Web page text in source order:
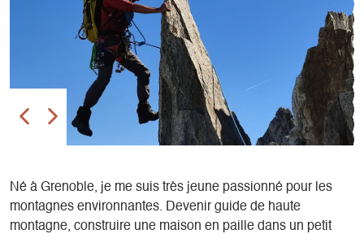
Né à Grenoble, je me suis très jeune passionné pour les
montagnes environnantes. Devenir guide de haute
montagne, construire une maison en paille dans un petit